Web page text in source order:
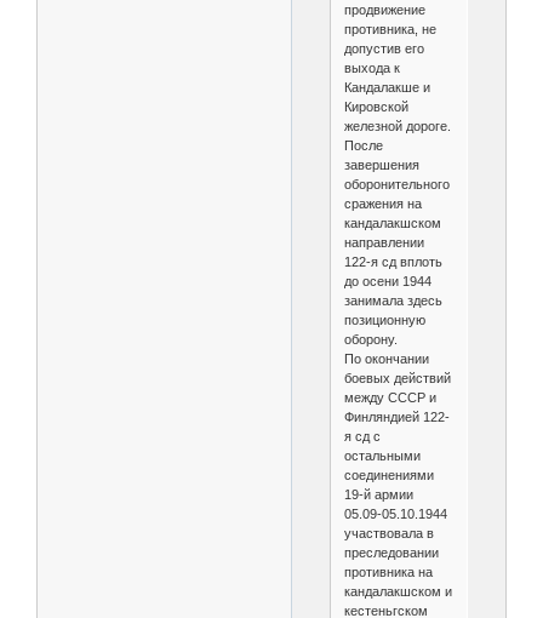
продвижение
противника, не
допустив его
выхода к
Кандалакше и
Кировской
железной дороге.
После
завершения
оборонительного
сражения на
кандалакшском
направлении
122-я сд вплоть
до осени 1944
занимала здесь
позиционную
оборону.
По окончании
боевых действий
между СССР и
Финляндией 122-
я сд с
остальными
соединениями
19-й армии
05.09-05.10.1944
участвовала в
преследовании
противника на
кандалакшском и
кестеньгском